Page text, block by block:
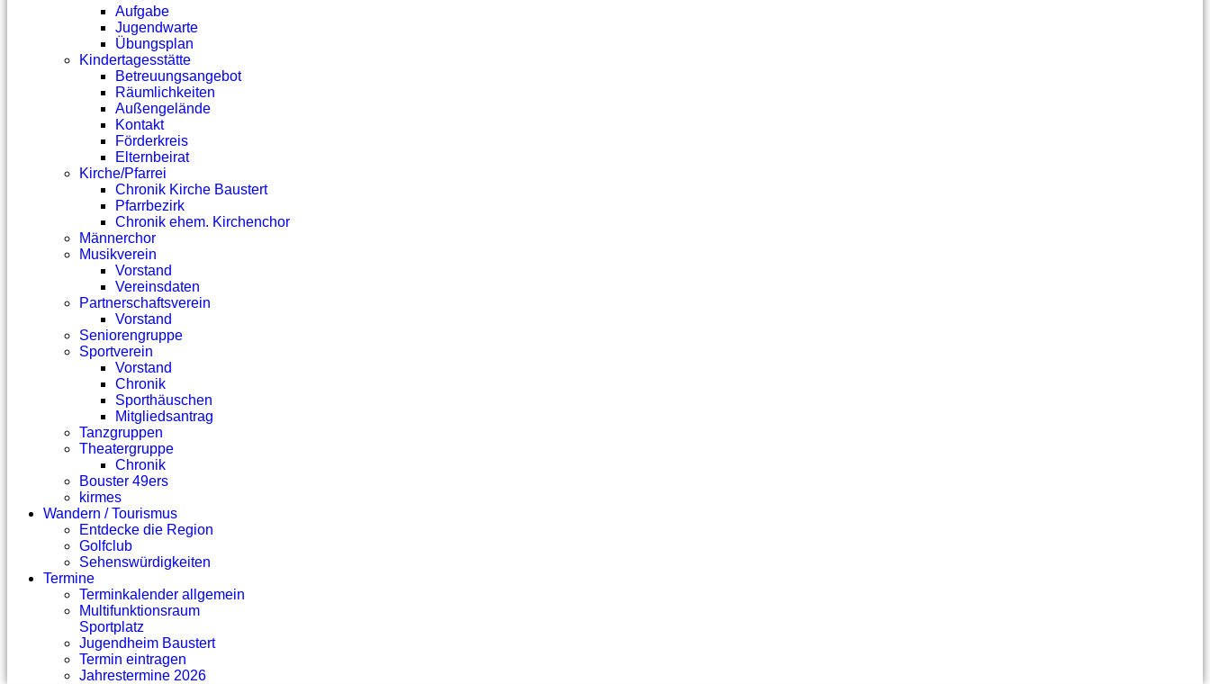
Aufgabe
Jugendwarte
Übungsplan
Kindertagesstätte
Betreuungsangebot
Räumlichkeiten
Außengelände
Kontakt
Förderkreis
Elternbeirat
Kirche/Pfarrei
Chronik Kirche Baustert
Pfarrbezirk
Chronik ehem. Kirchenchor
Männerchor
Musikverein
Vorstand
Vereinsdaten
Partnerschaftsverein
Vorstand
Seniorengruppe
Sportverein
Vorstand
Chronik
Sporthäuschen
Mitgliedsantrag
Tanzgruppen
Theatergruppe
Chronik
Bouster 49ers
kirmes
Wandern / Tourismus
Entdecke die Region
Golfclub
Sehenswürdigkeiten
Termine
Terminkalender allgemein
Multifunktionsraum
Sportplatz
Jugendheim Baustert
Termin eintragen
Jahrestermine 2026